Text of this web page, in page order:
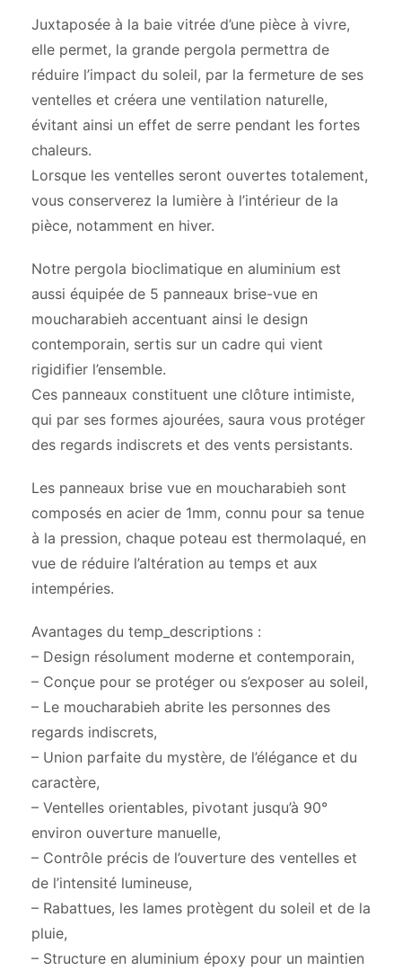
Juxtaposée à la baie vitrée d’une pièce à vivre,
elle permet, la grande pergola permettra de
réduire l’impact du soleil, par la fermeture de ses
ventelles et créera une ventilation naturelle,
évitant ainsi un effet de serre pendant les fortes
chaleurs.
Lorsque les ventelles seront ouvertes totalement,
vous conserverez la lumière à l’intérieur de la
pièce, notamment en hiver.
Notre pergola bioclimatique en aluminium est
aussi équipée de 5 panneaux brise-vue en
moucharabieh accentuant ainsi le design
contemporain, sertis sur un cadre qui vient
rigidifier l’ensemble.
Ces panneaux constituent une clôture intimiste,
qui par ses formes ajourées, saura vous protéger
des regards indiscrets et des vents persistants.
Les panneaux brise vue en moucharabieh sont
composés en acier de 1mm, connu pour sa tenue
à la pression, chaque poteau est thermolaqué, en
vue de réduire l’altération au temps et aux
intempéries.
Avantages du temp_descriptions :
– Design résolument moderne et contemporain,
– Conçue pour se protéger ou s’exposer au soleil,
– Le moucharabieh abrite les personnes des
regards indiscrets,
– Union parfaite du mystère, de l’élégance et du
caractère,
– Ventelles orientables, pivotant jusqu’à 90°
environ ouverture manuelle,
– Contrôle précis de l’ouverture des ventelles et
de l’intensité lumineuse,
– Rabattues, les lames protègent du soleil et de la
pluie,
– Structure en aluminium époxy pour un maintien